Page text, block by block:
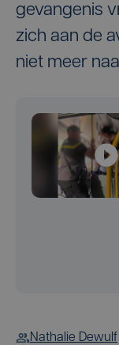
gevangenis
zich aan de
niet meer
Nathalie Dewulf